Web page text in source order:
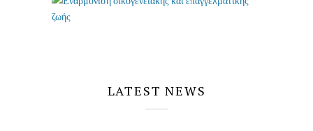
LATEST NEWS